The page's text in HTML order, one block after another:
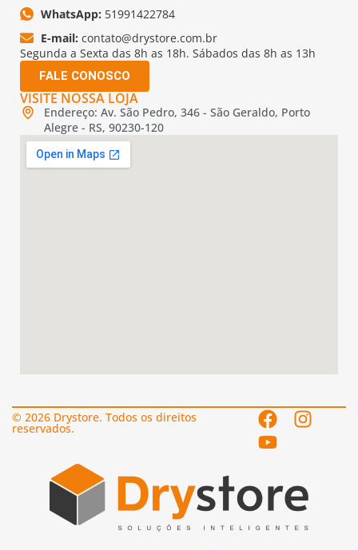
WhatsApp: 51991422784
E-mail: contato@drystore.com.br
Segunda a Sexta das 8h as 18h. Sábados das 8h as 13h
FALE CONOSCO
VISITE NOSSA LOJA
Endereço: Av. São Pedro, 346 - São Geraldo, Porto
Alegre - RS, 90230-120
© 2026 Drystore. Todos os direitos
reservados.